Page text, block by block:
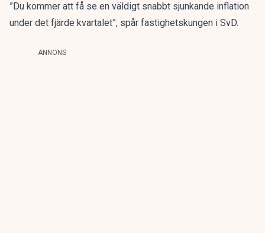
”Du kommer att få se en väldigt snabbt sjunkande inflation
under det fjärde kvartalet”, spår fastighetskungen i SvD.
ANNONS